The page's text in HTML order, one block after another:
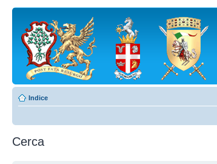
Indice
Cerca